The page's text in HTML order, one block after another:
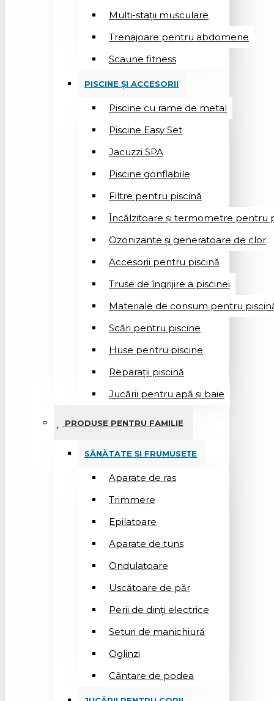
Multi-stații musculare
Trenajoare pentru abdomene
Scaune fitness
PISCINE ȘI ACCESORII
Piscine cu rame de metal
Piscine Easy Set
Jacuzzi SPA
Piscine gonflabile
Filtre pentru piscină
Încălzitoare și termometre pentru
Ozonizante și generatoare de clor
Accesorii pentru piscină
Truse de îngrijire a piscinei
Materiale de consum pentru
Scări pentru piscine
Huse pentru piscine
Reparații piscină
Jucării pentru apă și baie
PRODUSE PENTRU FAMILIE
SĂNĂTATE ȘI FRUMUSEȚE
Aparate de ras
Trimmere
Epilatoare
Aparate de tuns
Ondulatoare
Uscătoare de păr
Perii de dinți electrice
Seturi de manichiură
Oglinzi
Cântare de podea